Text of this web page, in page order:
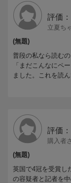
評価：
立夏ち
(無題)
普段の私なら読む
「まだこんなにペ
ました。これを読
わからなかった。
評価：
購入者
(無題)
英国で4冠を受賞し
の容疑者と記者を